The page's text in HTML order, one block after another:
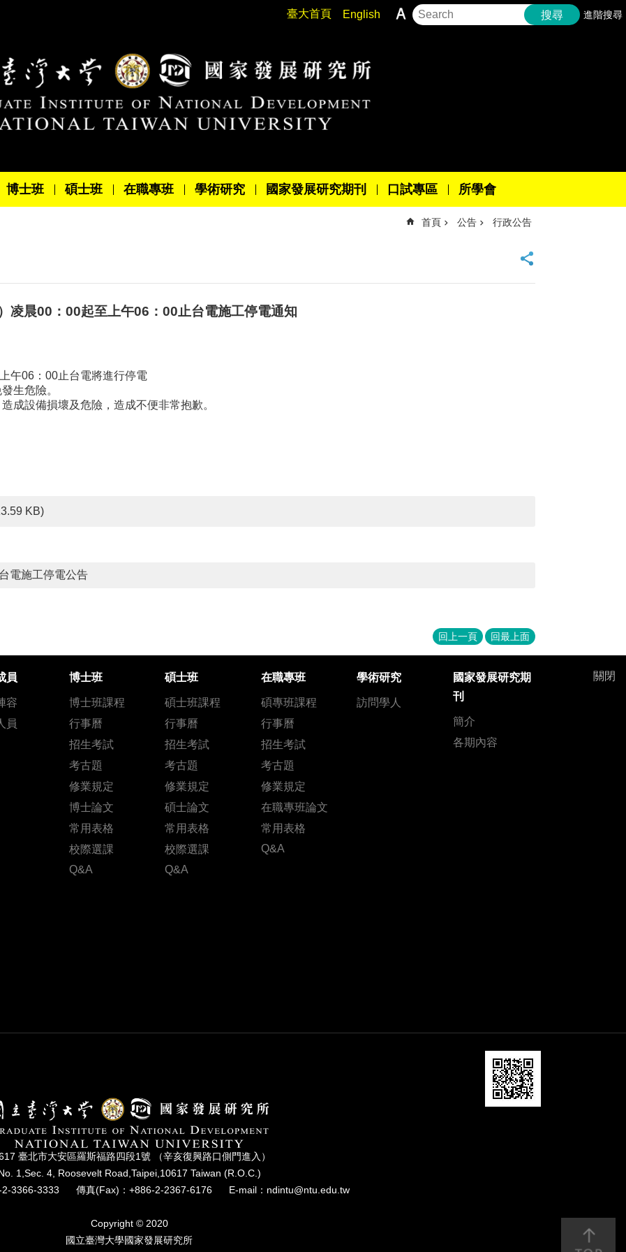
臺大首頁 English 搜尋 進階搜尋
博士班 碩士班 在職專班 學術研究 國家發展研究期刊 口試專區 所學會
首頁 公告 行政公告
凌晨00：00起至上午06：00止台電施工停電通知
午06：00止台電將進行停電
生危險。
成設備損壞及危險，造成不便非常抱歉。
KB)
電施工停電公告
回上一頁 回最上面
關閉
員
容
員
博士班
博士班課程
行事曆
招生考試
考古題
修業規定
博士論文
常用表格
校際選課
Q&A
碩士班
碩士班課程
行事曆
招生考試
考古題
修業規定
碩士論文
常用表格
校際選課
Q&A
在職專班
碩專班課程
行事曆
招生考試
考古題
修業規定
在職專班論文
常用表格
Q&A
學術研究
訪問學人
國家發展研究期
刊
簡介
各期內容
臺北市⼤安區羅斯福路四段1號 （辛亥復興路⼝側⾨進入）
1,Sec. 4, Roosevelt Road,Taipei,10617 Taiwan (R.O.C.)
3366-3333
傳真(Fax)：+886-2-2367-6176 E-mail：ndintu@ntu.edu.tw
Copyright © 2020
國立臺灣⼤學國家發展研究所